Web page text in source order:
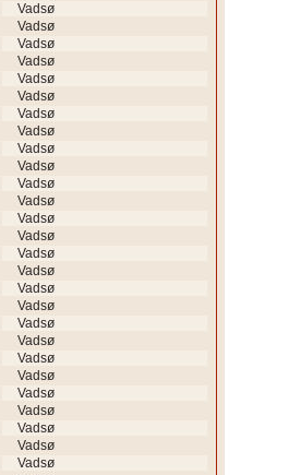
Vadsø
Vadsø
Vadsø
Vadsø
Vadsø
Vadsø
Vadsø
Vadsø
Vadsø
Vadsø
Vadsø
Vadsø
Vadsø
Vadsø
Vadsø
Vadsø
Vadsø
Vadsø
Vadsø
Vadsø
Vadsø
Vadsø
Vadsø
Vadsø
Vadsø
Vadsø
Vadsø